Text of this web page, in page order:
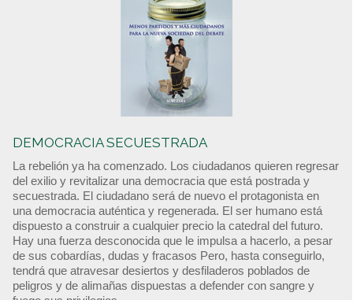
DEMOCRACIA SECUESTRADA
La rebelión ya ha comenzado. Los ciudadanos quieren regresar
del exilio y revitalizar una democracia que está postrada y
secuestrada. El ciudadano será de nuevo el protagonista en
una democracia auténtica y regenerada. El ser humano está
dispuesto a construir a cualquier precio la catedral del futuro.
Hay una fuerza desconocida que le impulsa a hacerlo, a pesar
de sus cobardías, dudas y fracasos Pero, hasta conseguirlo,
tendrá que atravesar desiertos y desfiladeros poblados de
peligros y de alimañas dispuestas a defender con sangre y